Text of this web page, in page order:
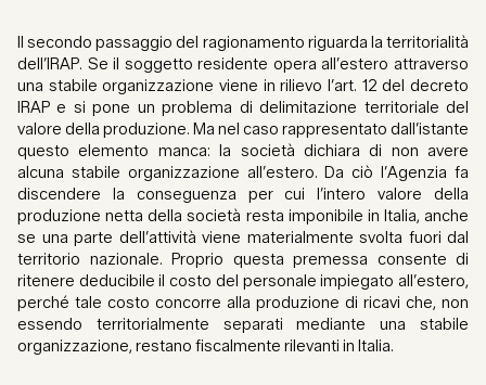
Il secondo passaggio del ragionamento riguarda la territorialità
dell’IRAP. Se il soggetto residente opera all’estero attraverso
una stabile organizzazione viene in rilievo l’art. 12 del decreto
IRAP e si pone un problema di delimitazione territoriale del
valore della produzione. Ma nel caso rappresentato dall’istante
questo elemento manca: la società dichiara di non avere
alcuna stabile organizzazione all’estero. Da ciò l’Agenzia fa
discendere la conseguenza per cui l’intero valore della
produzione netta della società resta imponibile in Italia, anche
se una parte dell’attività viene materialmente svolta fuori dal
territorio nazionale. Proprio questa premessa consente di
ritenere deducibile il costo del personale impiegato all’estero,
perché tale costo concorre alla produzione di ricavi che, non
essendo territorialmente separati mediante una stabile
organizzazione, restano fiscalmente rilevanti in Italia.